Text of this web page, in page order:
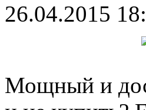
26.04.2015
Мощный и